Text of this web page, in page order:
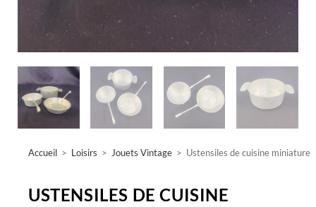
Accueil > Loisirs > Jouets Vintage > Ustensiles de cuisine miniature
USTENSILES DE CUISINE